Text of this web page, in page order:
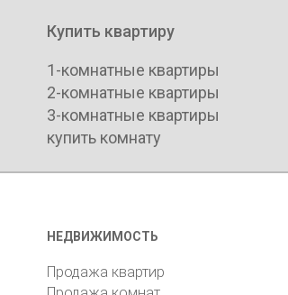
Купить квартиру
1-комнатные квартиры
2-комнатные квартиры
3-комнатные квартиры
купить комнату
НЕДВИЖИМОСТЬ
Продажа квартир